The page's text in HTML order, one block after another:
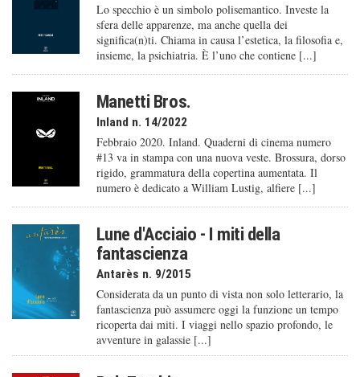
Lo specchio è un simbolo polisemantico. Investe la
sfera delle apparenze, ma anche quella dei
significa(n)ti. Chiama in causa l’estetica, la filosofia e,
insieme, la psichiatria. È l’uno che contiene [...]
Manetti Bros.
Inland n. 14/2022
Febbraio 2020. Inland. Quaderni di cinema numero
#13 va in stampa con una nuova veste. Brossura, dorso
rigido, grammatura della copertina aumentata. Il
numero è dedicato a William Lustig, alfiere [...]
Lune d'Acciaio - I miti della
fantascienza
Antarès n. 9/2015
Considerata da un punto di vista non solo letterario, la
fantascienza può assumere oggi la funzione un tempo
ricoperta dai miti. I viaggi nello spazio profondo, le
avventure in galassie [...]